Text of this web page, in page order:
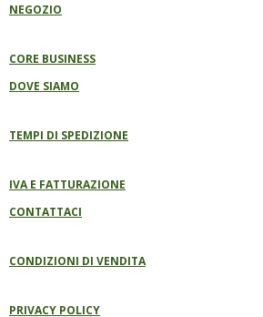
O
K
NEGOZIO
CORE BUSINESS
DOVE SIAMO
TEMPI DI SPEDIZIONE
IVA E FATTURAZIONE
CONTATTACI
CONDIZIONI DI VENDITA
PRIVACY POLICY